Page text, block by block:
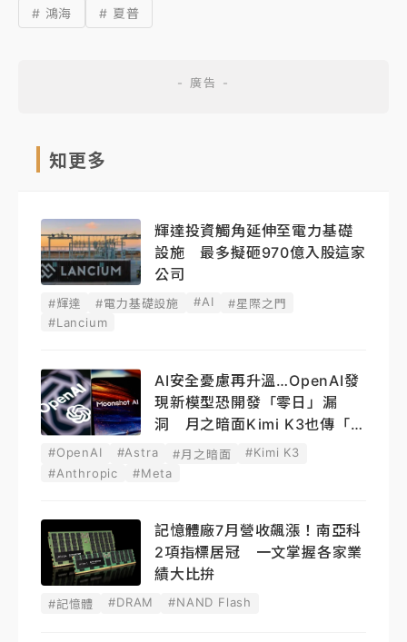
# 鴻海 # 夏普
知更多
輝達投資觸角延伸至電力基礎
設施 最多擬砸970億入股這家
公司
#輝達 #電力基礎設施 #AI
#星際之門
#Lancium
AI安全憂慮再升溫…OpenAI發
現新模型恐開發「零日」漏
洞 月之暗面Kimi K3也傳「越
獄」
#OpenAI #Astra #月之暗面
#Kimi K3
#Anthropic
#Meta
記憶體廠7月營收飆漲！南亞科
2項指標居冠 一文掌握各家業
績大比拚
#記憶體 #DRAM #NAND Flash